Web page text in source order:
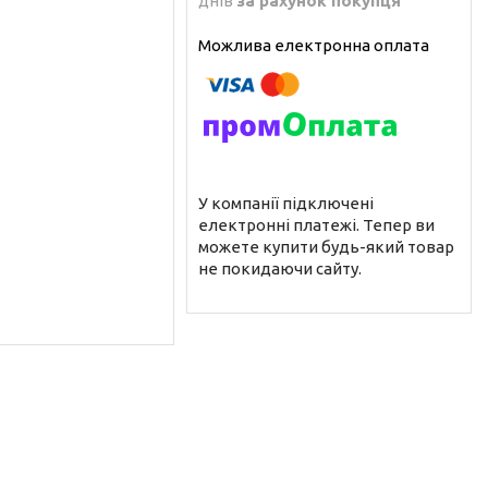
У компанії підключені
електронні платежі. Тепер ви
можете купити будь-який товар
не покидаючи сайту.